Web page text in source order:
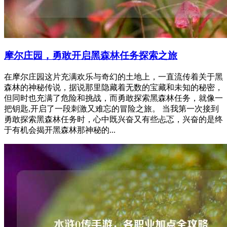
摩尔庄园，勇敢开启黑森林任务探索之旅
在摩尔庄园这片充满欢乐与奇幻的土地上，一直流传着关于黑
森林的神秘传说，据说那里隐藏着无数的宝藏和未知的秘密，
但同时也充满了危险和挑战，而勇敢探索黑森林任务，就像一
把钥匙,开启了一段刺激又难忘的冒险之旅。 当我第一次接到
勇敢探索黑森林任务时，心中既兴奋又有些忐忑，兴奋的是终
于有机会揭开黑森林那神秘的...